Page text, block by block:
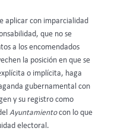
aplicar con imparcialidad
que no se
a los encomendados
la posición en que se
o implícita, haga
gubernamental con
y su registro como
Ayuntamientocon lo que
electoral.